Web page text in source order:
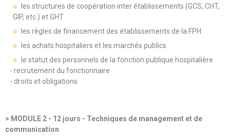
les structures de coopération inter établissements (GCS, CHT,
GIP, etc.) et GHT
les règles de financement des établissements de la FPH
les achats hospitaliers et les marchés publics
le statut des personnels de la fonction publique hospitalière
- recrutement du fonctionnaire
- droits et obligations
> MODULE 2 - 12 jours - Techniques de management et de
communication